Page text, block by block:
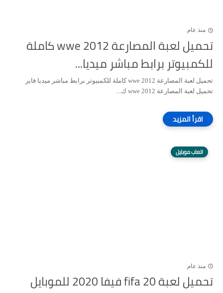
منذ عام
تحميل لعبة المصارعة wwe 2012 كاملة
للكمبيوتر برابط مباشر ميديا...
تحميل لعبة المصارعة wwe 2012 كاملة للكمبيوتر برابط مباشر ميديا فاير
تحميل لعبة المصارعة wwe 2012 ك...
العاب موبايل
منذ عام
تحميل لعبة fifa 20 فيفا 2020 للموبايل